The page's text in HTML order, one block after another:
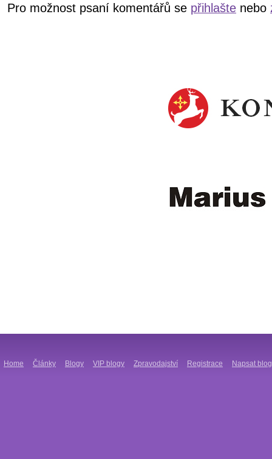
Pro možnost psaní komentářů se přihlašte nebo
Home Články Blogy VIP blogy Zpravodajství Registrace Napsat blog